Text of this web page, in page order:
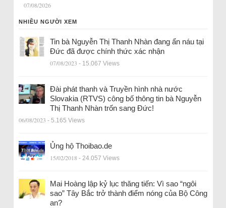
07/08/2026
NHIỀU NGƯỜI XEM
Tin bà Nguyễn Thị Thanh Nhàn đang ẩn náu tại
Đức đã được chính thức xác nhận
07/08/2023 - 15.067 Views
Đài phát thanh và Truyền hình nhà nước
Slovakia (RTVS) công bố thông tin bà Nguyễn
Thị Thanh Nhàn trốn sang Đức!
06/08/2023 - 5.165 Views
Ủng hộ Thoibao.de
15/02/2018 - 24.057 Views
Mai Hoàng lập kỷ lục thăng tiến: Vì sao “ngôi
sao” Tây Bắc trở thành điểm nóng của Bộ Công
an?